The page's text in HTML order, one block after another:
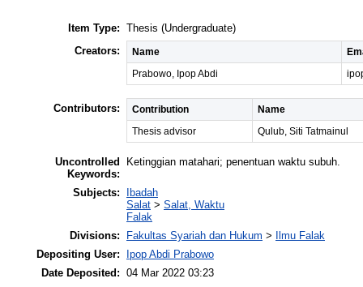
Item Type: Thesis (Undergraduate)
Creators:
Name
Prabowo, Ipop Abdi
Contributors: Contribution
Name
Thesis advisor
Qulub, Siti Tatmainul
Uncontrolled
Keywords:
Ketinggian matahari; penentuan waktu subuh.
Subjects:
Ibadah
Salat > Salat, Waktu
Falak
Divisions:
Fakultas Syariah dan Hukum >
Ilmu Falak
Depositing User:
Ipop Abdi Prabowo
Date Deposited: 04 Mar 2022 03:23